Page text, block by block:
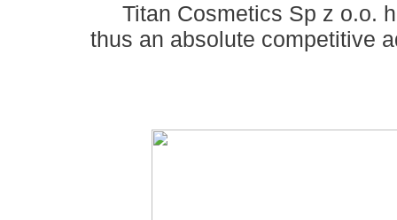
Titan Cosmetics Sp z o.o.
thus an absolute competitive